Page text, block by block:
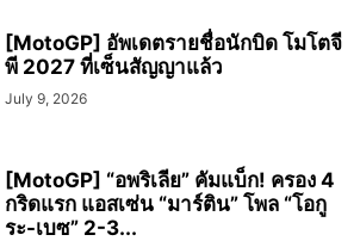
[MotoGP] อัพเดตรายชื่อนักบิด โมโตจี
พี 2027 ที่เซ็นสัญญาแล้ว
July 9, 2026
[MotoGP] “อพริเลีย” คัมแบ็ก! ครอง 4
กริดแรก แอสเซ่น “มาร์ติน” โพล “โอกู
ระ-เบซ” 2-3...